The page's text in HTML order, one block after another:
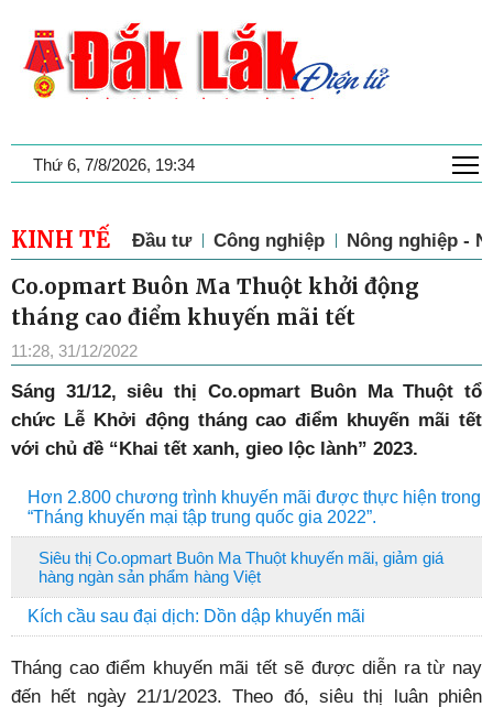
Thứ 6, 7/8/2026, 19:34
KINH TẾ Đầu tư Công nghiệp Nông nghiệp -
Co.opmart Buôn Ma Thuột khởi động
tháng cao điểm khuyến mãi tết
11:28, 31/12/2022
Sáng 31/12, siêu thị Co.opmart Buôn Ma Thuột tổ
chức Lễ Khởi động tháng cao điểm khuyến mãi tết
với chủ đề “Khai tết xanh, gieo lộc lành” 2023.
Hơn 2.800 chương trình khuyến mãi được thực hiện trong
“Tháng khuyến mại tập trung quốc gia 2022”.
Siêu thị Co.opmart Buôn Ma Thuột khuyến mãi, giảm giá
hàng ngàn sản phẩm hàng Việt
Kích cầu sau đại dịch: Dồn dập khuyến mãi
Tháng cao điểm khuyến mãi tết sẽ được diễn ra từ nay
đến hết ngày 21/1/2023. Theo đó, siêu thị luân phiên